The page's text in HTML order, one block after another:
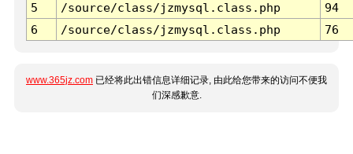
5
/source/class/jzmysql.class.php
94
6
/source/class/jzmysql.class.php 76
www.365jz.com 已经将此出错信息详细记录, 由此给您带来的访问不便我
们深感歉意.